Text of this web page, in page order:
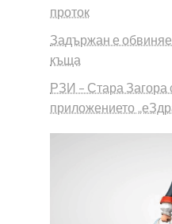
проток
Задържан е
къща
РЗИ – Стара Загора
приложението